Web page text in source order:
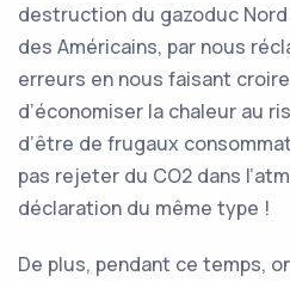
destruction du gazoduc Nord
des Américains, par nous
erreurs en nous faisant
d’économiser la chaleur au
d’être de frugaux
pas rejeter du CO2 dans
déclaration du même type !
De plus, pendant ce temps,